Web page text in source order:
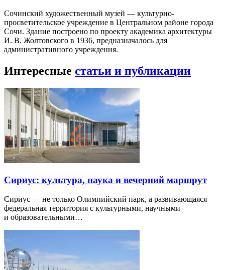
Сочинский художественный музей — культурно-
просветительское учреждение в Центральном районе города
Сочи. Здание построено по проекту академика архитектуры
И. В. Жолтовского в 1936, предназначалось для
административного учреждения.
Интересные статьи и публикации
Сириус: культура, наука и вечерний маршрут
Сириус — не только Олимпийский парк, а развивающаяся
федеральная территория с культурными, научными
и образовательными…